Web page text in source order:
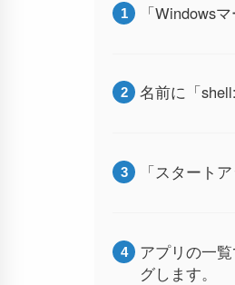
「Windows
名前に「
「スタート
アプリの一
グします。